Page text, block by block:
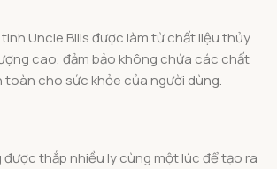
Uncle Bills được làm từ chất liệu thủy
cao, đảm bảo không chứa các chất
toàn cho sức khỏe của người dùng.
được thắp nhiều ly cùng một lúc để tạo ra